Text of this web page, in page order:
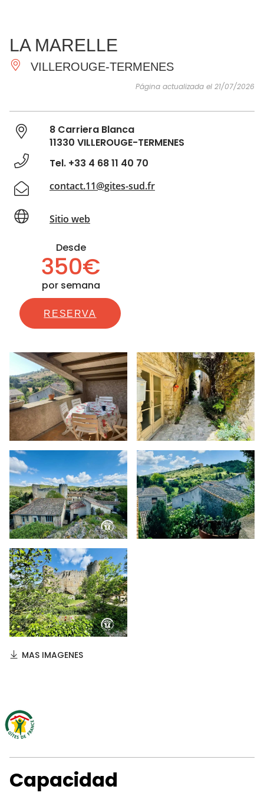
IMPRESCINDIBLES
HACER
LA MARELLE
VILLEROUGE-TERMENES
Página actualizada el 21/07/2026
8 Carriera Blanca
11330 VILLEROUGE-TERMENES
Tel. +33 4 68 11 40 70
contact.11@gites-sud.fr
Sitio web
Desde
350€
por semana
RESERVA
MAS IMAGENES
Capacidad